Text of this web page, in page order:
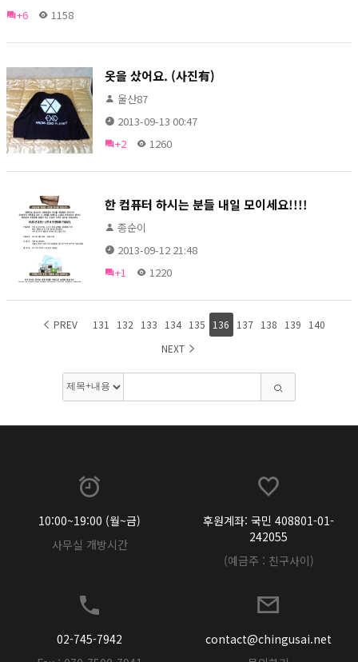
+6
1158
옷을 샀어요. (사진有)
울산87
2013-09-13 00:47
+2
1260
한 컴퓨터 하시는 분들 내일 모이세요!!!!
종순이
2013-09-12 21:48
+1
1220
PREV 131 132 133 134 135 136 137 138 139
140
NEXT
10:00~19:00 (월~금)
사무실 개방시간
후원계좌: 국민 408801-01-
242055
(예금주 : 친구사이)
02-745-7942
contact@chingusai.net